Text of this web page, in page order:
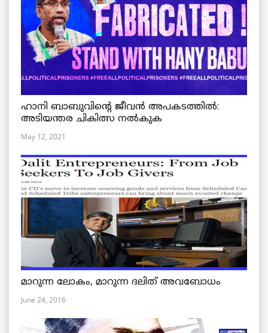
ഹാനി ബാബുവിന്റെ ജീവൻ അപകടത്തിൽ:
അടിയന്തര ചികിത്സ നൽകുക
May 12, 2021
മാറുന്ന ലോകം, മാറുന്ന ദലിത് അവബോധം
June 24, 2016